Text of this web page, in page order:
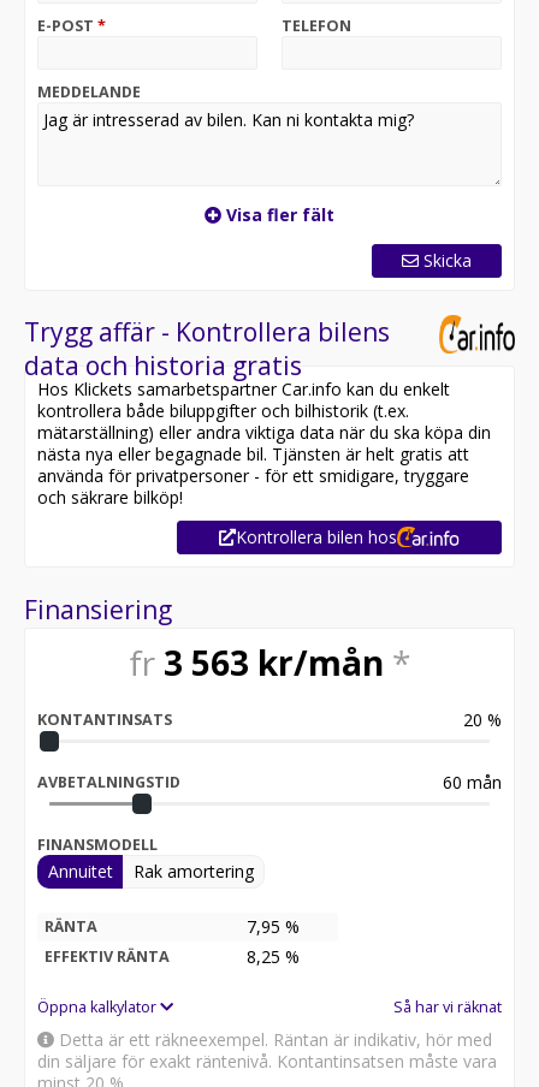
E-POST * TELEFON
MEDDELANDE
Visa fler fält
Skicka
Trygg affär - Kontrollera bilens
data och historia gratis
Hos Klickets samarbetspartner Car.info kan du enkelt
kontrollera både biluppgifter och bilhistorik (t.ex.
mätarställning) eller andra viktiga data när du ska köpa din
nästa nya eller begagnade bil. Tjänsten är helt gratis att
använda för privatpersoner - för ett smidigare, tryggare
och säkrare bilköp!
Kontrollera bilen hos
Finansiering
fr 3 563 kr/mån *
KONTANTINSATS 20 %
AVBETALNINGSTID 60 mån
FINANSMODELL
Annuitet Rak amortering
RÄNTA 7,95 %
EFFEKTIV RÄNTA 8,25 %
Öppna kalkylator Så har vi räknat
Detta är ett räkneexempel. Räntan är indikativ, hör med
din säljare för exakt räntenivå. Kontantinsatsen måste vara
minst 20 %.